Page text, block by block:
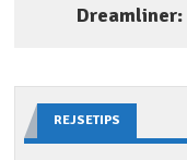
Dreamliner:
REJSETIPS